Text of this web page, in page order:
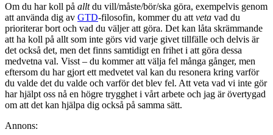
Om du har koll på alltdu vill/måste/bör/ska göra, exempelvis genom
att använda dig av GTD-filosofin, kommer du att veta vad du
prioriterar bort och vad du väljer att göra. Det kan låta skrämmande
att ha koll på allt som inte görs vid varje givet tillfälle och delvis är
det också det, men det finns samtidigt en frihet i att göra dessa
medvetna val. Visst – du kommer att välja fel många gånger, men
eftersom du har gjort ett medvetet val kan du resonera kring varför
du valde det du valde och varför det blev fel. Att veta vad vi inte gör
har hjälpt oss nå en högre trygghet i vårt arbete och jag är övertygad
om att det kan hjälpa dig också på samma sätt.
Annons: